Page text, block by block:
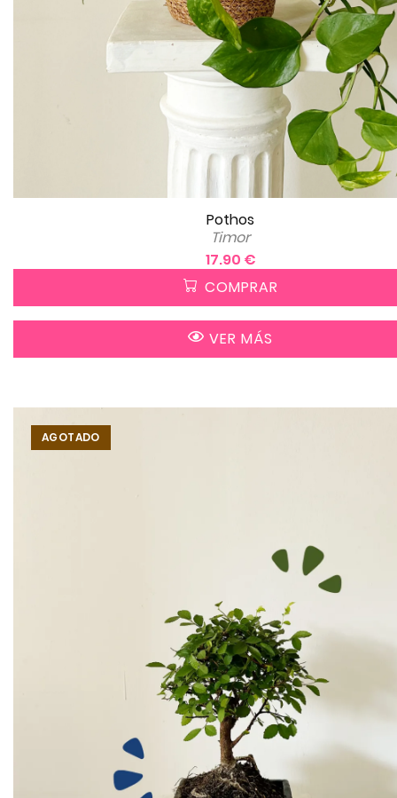
Pothos
Timor
17.90 €
COMPRAR
VER MÁS
AGOTADO